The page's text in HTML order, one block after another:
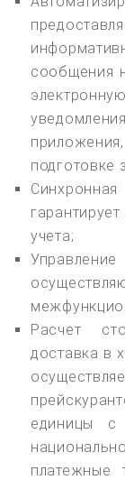
сообщения
подготовке
учета;
Расчет
доставка в
единицы с
платежные